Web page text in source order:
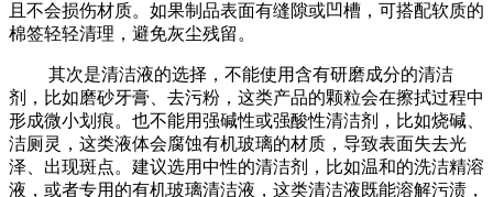
且不会损伤材质。如果制品表面有缝隙或凹槽，可搭配软质的
棉签轻轻清理，避免灰尘残留。
其次是清洁液的选择，不能使用含有研磨成分的清洁
剂，比如磨砂牙膏、去污粉，这类产品的颗粒会在擦拭过程中
形成微小划痕。也不能用强碱性或强酸性清洁剂，比如烧碱、
洁厕灵，这类液体会腐蚀有机玻璃的材质，导致表面失去光
泽、出现斑点。建议选用中性的清洁剂，比如温和的洗洁精溶
液，或者专用的有机玻璃清洁液，这类清洁液既能溶解污渍，